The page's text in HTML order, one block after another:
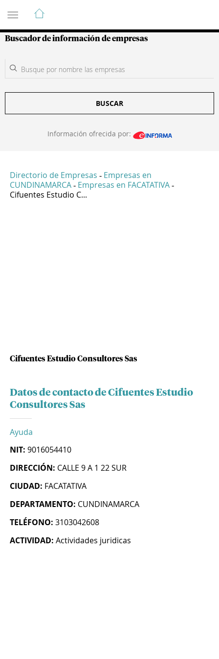
Guía de Empresas Colombianas
Buscador de información de empresas
BUSCAR
Información ofrecida por:
Directorio de Empresas - Empresas en
CUNDINAMARCA - Empresas en FACATATIVA -
Cifuentes Estudio C...
Cifuentes Estudio Consultores Sas
Datos de contacto de Cifuentes Estudio
Consultores Sas
Ayuda
NIT: 9016054410
DIRECCIÓN: CALLE 9 A 1 22 SUR
CIUDAD: FACATATIVA
DEPARTAMENTO: CUNDINAMARCA
TELÉFONO: 3103042608
ACTIVIDAD: Actividades juridicas